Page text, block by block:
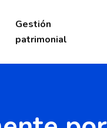
Gestión
patrimonial